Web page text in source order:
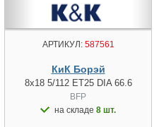
АРТИКУЛ:587561
КиК Борэй
8x18 5/112 ET25 DIA 66.6
BFP
на складе 8 шт.